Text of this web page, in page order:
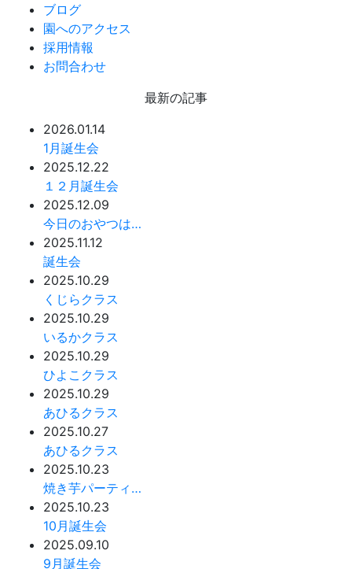
ブログ
園へのアクセス
採用情報
お問合わせ
最新の記事
2026.01.14
1月誕生会
2025.12.22
１２月誕生会
2025.12.09
今日のおやつは…
2025.11.12
誕生会
2025.10.29
くじらクラス
2025.10.29
いるかクラス
2025.10.29
ひよこクラス
2025.10.29
あひるクラス
2025.10.27
あひるクラス
2025.10.23
焼き芋パーティ…
2025.10.23
10月誕生会
2025.09.10
9月誕生会